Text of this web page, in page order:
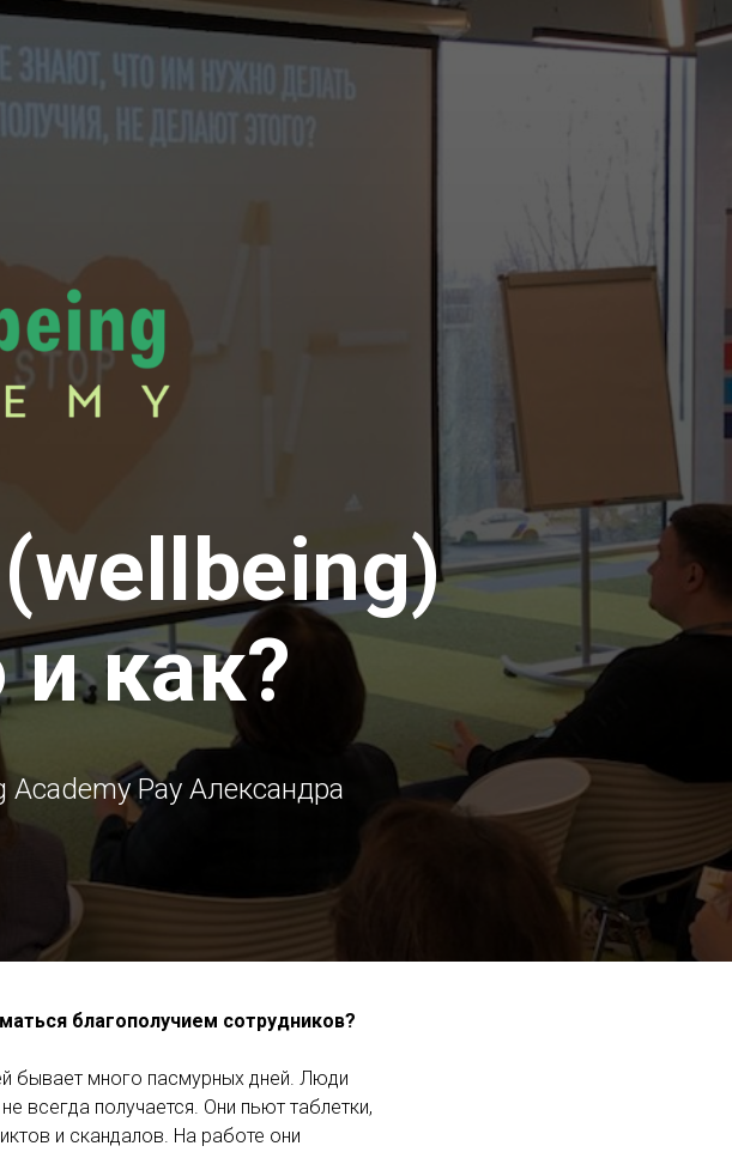
как?
Academy Рау Александра
благополучием сотрудников?
бывает много пасмурных дней. Люди
всегда получается. Они пьют таблетки,
и скандалов. На работе они